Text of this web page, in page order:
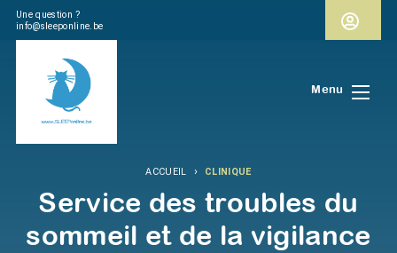
Une question ?
info@sleeponline.be
Menu
ACCUEIL › CLINIQUE
Service des troubles du
sommeil et de la vigilance